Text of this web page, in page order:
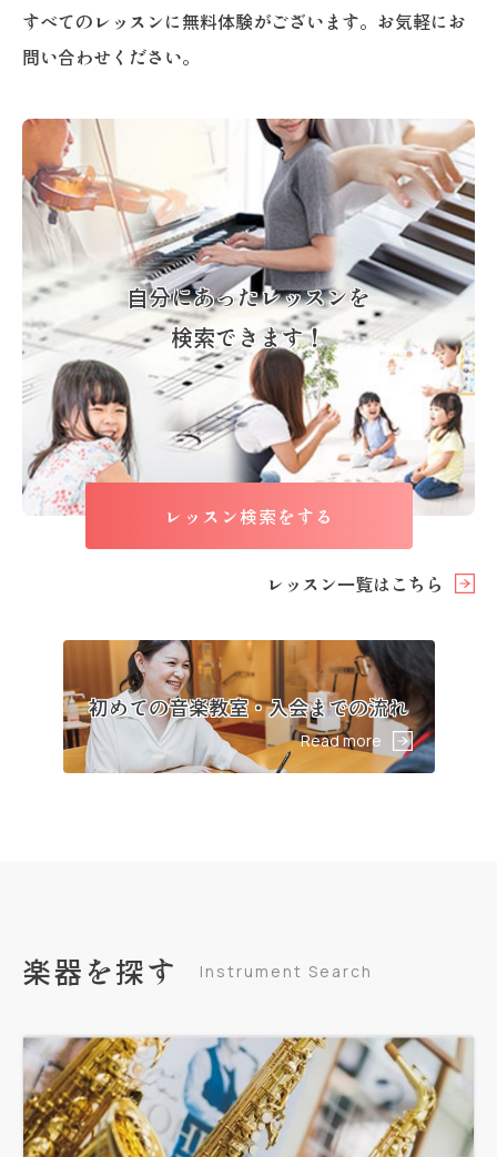
すべてのレッスンに無料体験がございます。お気軽にお
問い合わせください。
自分にあったレッスンを
検索できます！
レッスン検索をする
レッスン一覧はこちら
初めての音楽教室・入会までの流れ
Read more
楽器を探す Instrument Search